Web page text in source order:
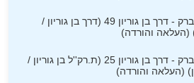
בני ברק - דרך בן גוריון 49 (דרך בן גוריון /
(העלאה והורדה)
בני ברק - דרך בן גוריון 25 (ת.רק''ל בן גוריון /
(העלאה והורדה)